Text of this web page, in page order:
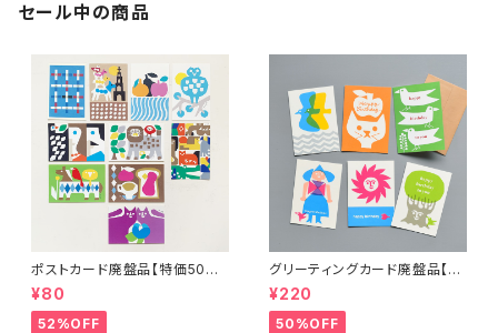
セール中の商品
ポストカード廃盤品【特価50%
OFF】
¥80
52%OFF
グリーティングカード廃盤品【特
価50％OFF】
¥220
50%OFF